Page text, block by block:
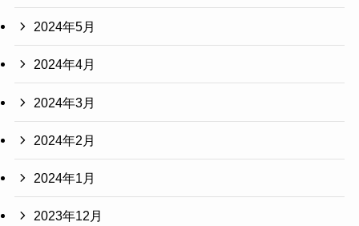
2024年5月
2024年4月
2024年3月
2024年2月
2024年1月
2023年12月